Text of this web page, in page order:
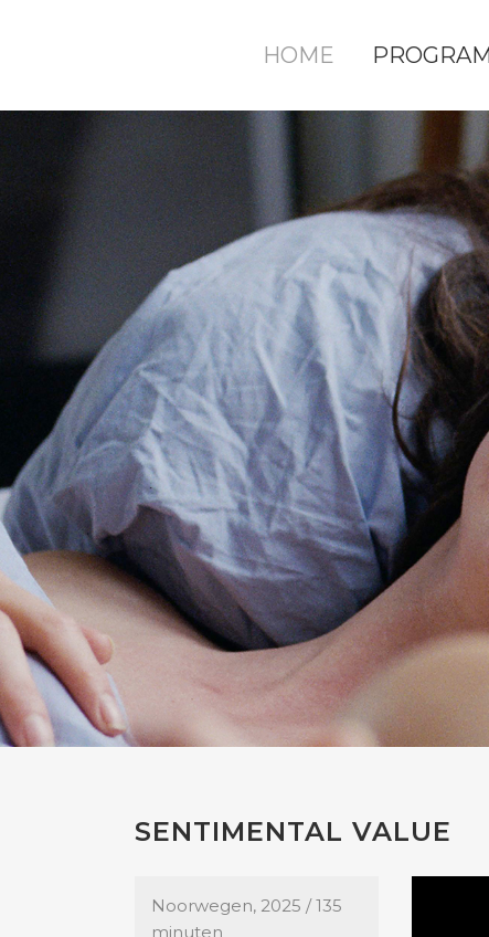
HOME
SENTIMENTAL VALUE
Noorwegen, 2025 / 135
minuten